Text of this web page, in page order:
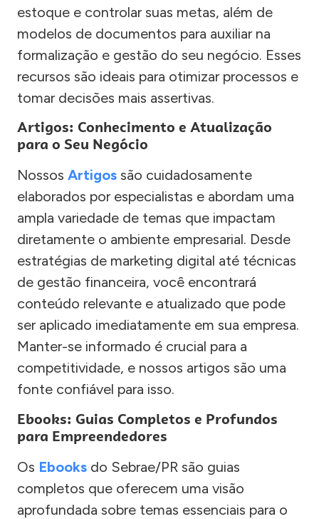
estoque e controlar suas metas, além de
modelos de documentos para auxiliar na
formalização e gestão do seu negócio. Esses
recursos são ideais para otimizar processos e
tomar decisões mais assertivas.
Artigos: Conhecimento e Atualização
para o Seu Negócio
Nossos Artigos são cuidadosamente
elaborados por especialistas e abordam uma
ampla variedade de temas que impactam
diretamente o ambiente empresarial. Desde
estratégias de marketing digital até técnicas
de gestão financeira, você encontrará
conteúdo relevante e atualizado que pode
ser aplicado imediatamente em sua empresa.
Manter-se informado é crucial para a
competitividade, e nossos artigos são uma
fonte confiável para isso.
Ebooks: Guias Completos e Profundos
para Empreendedores
Os Ebooks do Sebrae/PR são guias
completos que oferecem uma visão
aprofundada sobre temas essenciais para o